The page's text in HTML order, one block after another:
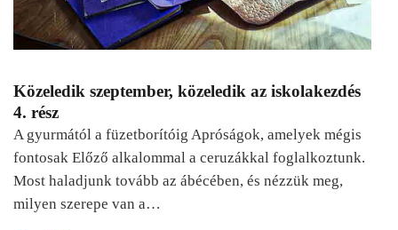
Közeledik szeptember, közeledik az iskolakezdés
4. rész
A gyurmától a füzetborítóig Apróságok, amelyek mégis
fontosak Előző alkalommal a ceruzákkal foglalkoztunk.
Most haladjunk tovább az ábécében, és nézzük meg,
milyen szerepe van a…